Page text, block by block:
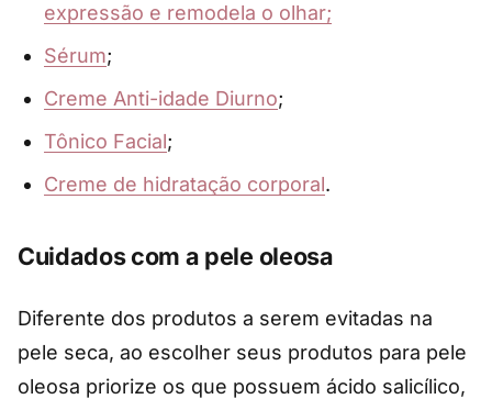
expressão e remodela o olhar;
Sérum;
Creme Anti-idade Diurno;
Tônico Facial;
Creme de hidratação corporal.
Cuidados com a pele oleosa
Diferente dos produtos a serem evitadas na
pele seca, ao escolher seus produtos para pele
oleosa priorize os que possuem ácido salicílico,